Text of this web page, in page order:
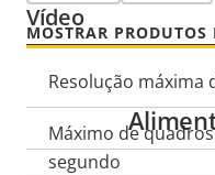
Vídeo
Descrição
da
propriedade
Resolução máxima
Máximo de
segundo
MOSTRAR